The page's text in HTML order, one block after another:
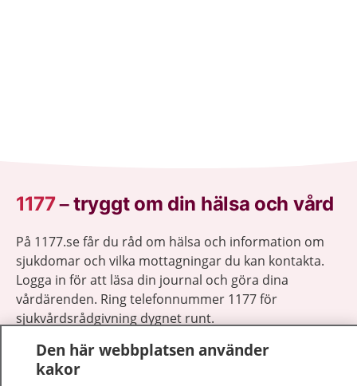
1177–tryggt om din hälsa och vård
På 1177.se får du råd om hälsa och information om
sjukdomar och vilka mottagningar du kan kontakta.
Logga in för att läsa din journal och göra dina
vårdärenden. Ring telefonnummer 1177 för
sjukvårdsrådgivning dygnet runt.
Den här webbplatsen använder
kakor